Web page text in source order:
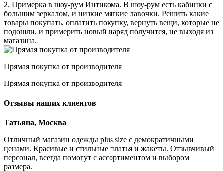
2. Примерка в шоу-рум Интикома. В шоу-рум есть кабинки с
большим зеркалом, и низкие мягкие лавочки. Решить какие
товары покупать, оплатить покупку, вернуть вещи, которые не
подошли, и примерить новый наряд получится, не выходя из
магазина.
Прямая покупка от производителя
Прямая покупка от производителя
Отзывы наших клиентов
Татьяна, Москва
Отличный магазин одежды plus size с демократичными
ценами. Красивые и стильные платья и жакеты. Отзывчивый
персонал, всегда помогут с ассортиментом и выбором
размера.